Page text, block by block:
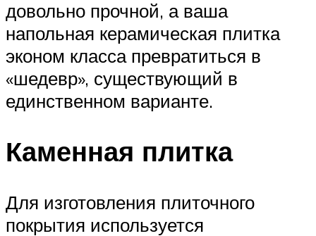
довольно прочной, а ваша
напольная керамическая плитка
эконом класса превратиться в
«шедевр», существующий в
единственном варианте.
Каменная плитка
Для изготовления плиточного
покрытия используется